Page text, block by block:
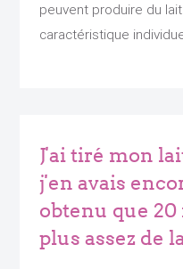
peuvent produire du
caractéristique
J'ai tiré mon
j'en avais
obtenu que
plus assez de